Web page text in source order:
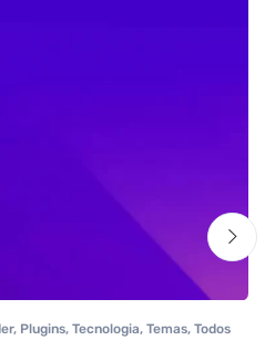
, Plugins, Tecnologia, Temas, Todos